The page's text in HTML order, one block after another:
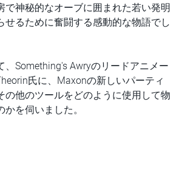
で神秘的なオーブに囲まれた若い発明
せるために奮闘する感動的な物語でし
、Something's Awryのリードアニメー
氏に、Maxonの新しいパーティ
の他のツールをどのように使用して物
を伺いました。